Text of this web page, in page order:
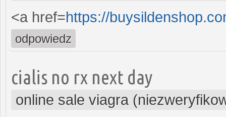
<a href=https://
odpowiedz
cialis no rx next day
online sale viagra